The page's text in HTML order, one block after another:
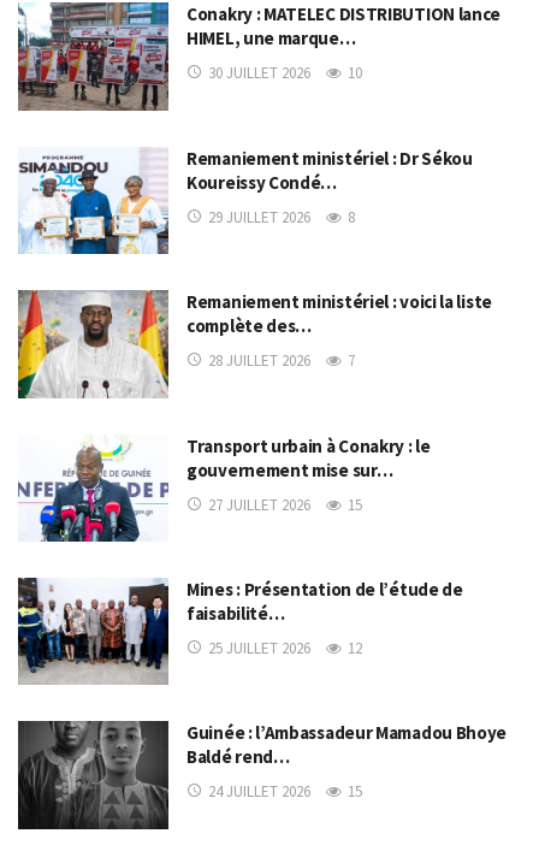
Conakry : MATELEC DISTRIBUTION lance
HIMEL, une marque…
30 JUILLET 2026 10
Remaniement ministériel : Dr Sékou
Koureissy Condé…
29 JUILLET 2026 8
Remaniement ministériel : voici la liste
complète des…
28 JUILLET 2026 7
Transport urbain à Conakry : le
gouvernement mise sur…
27 JUILLET 2026 15
Mines : Présentation de l’étude de
faisabilité…
25 JUILLET 2026 12
Guinée : l’Ambassadeur Mamadou Bhoye
Baldé rend…
24 JUILLET 2026 15